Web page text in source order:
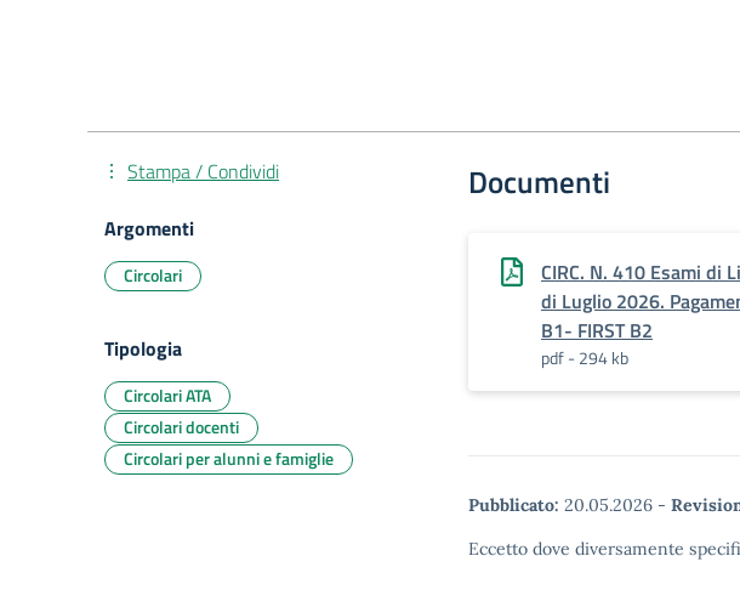
Documenti
CIRC. N. 410 Esami di
di Luglio 2026.
B1- FIRST B2
pdf - 294 kb
Pubblicato: 20.05.2026 -
Eccetto dove diversamente
Stampa / Condividi
Argomenti
Circolari
Tipologia
Circolari ATA
Circolari docenti
Circolari per alunni e famiglie